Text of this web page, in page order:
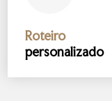
Roteiro
personalizado